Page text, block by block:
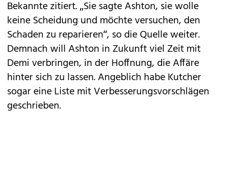
Bekannte zitiert. „Sie sagte Ashton, sie wolle
keine Scheidung und möchte versuchen, den
Schaden zu reparieren“, so die Quelle weiter.
Demnach will Ashton in Zukunft viel Zeit mit
Demi verbringen, in der Hoffnung, die Affäre
hinter sich zu lassen. Angeblich habe Kutcher
sogar eine Liste mit Verbesserungsvorschlägen
geschrieben.